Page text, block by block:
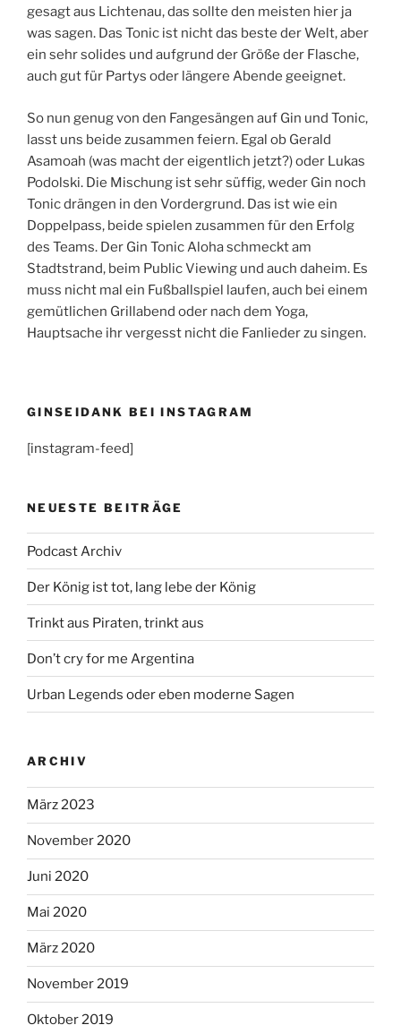
gesagt aus Lichtenau, das sollte den meisten hier ja
was sagen. Das Tonic ist nicht das beste der Welt, aber
ein sehr solides und aufgrund der Größe der Flasche,
auch gut für Partys oder längere Abende geeignet.
So nun genug von den Fangesängen auf Gin und Tonic,
lasst uns beide zusammen feiern. Egal ob Gerald
Asamoah (was macht der eigentlich jetzt?) oder Lukas
Podolski. Die Mischung ist sehr süffig, weder Gin noch
Tonic drängen in den Vordergrund. Das ist wie ein
Doppelpass, beide spielen zusammen für den Erfolg
des Teams. Der Gin Tonic Aloha schmeckt am
Stadtstrand, beim Public Viewing und auch daheim. Es
muss nicht mal ein Fußballspiel laufen, auch bei einem
gemütlichen Grillabend oder nach dem Yoga,
Hauptsache ihr vergesst nicht die Fanlieder zu singen.
GINSEIDANK BEI INSTAGRAM
[instagram-feed]
NEUESTE BEITRÄGE
Podcast Archiv
Der König ist tot, lang lebe der König
Trinkt aus Piraten, trinkt aus
Don’t cry for me Argentina
Urban Legends oder eben moderne Sagen
ARCHIV
März 2023
November 2020
Juni 2020
Mai 2020
März 2020
November 2019
Oktober 2019